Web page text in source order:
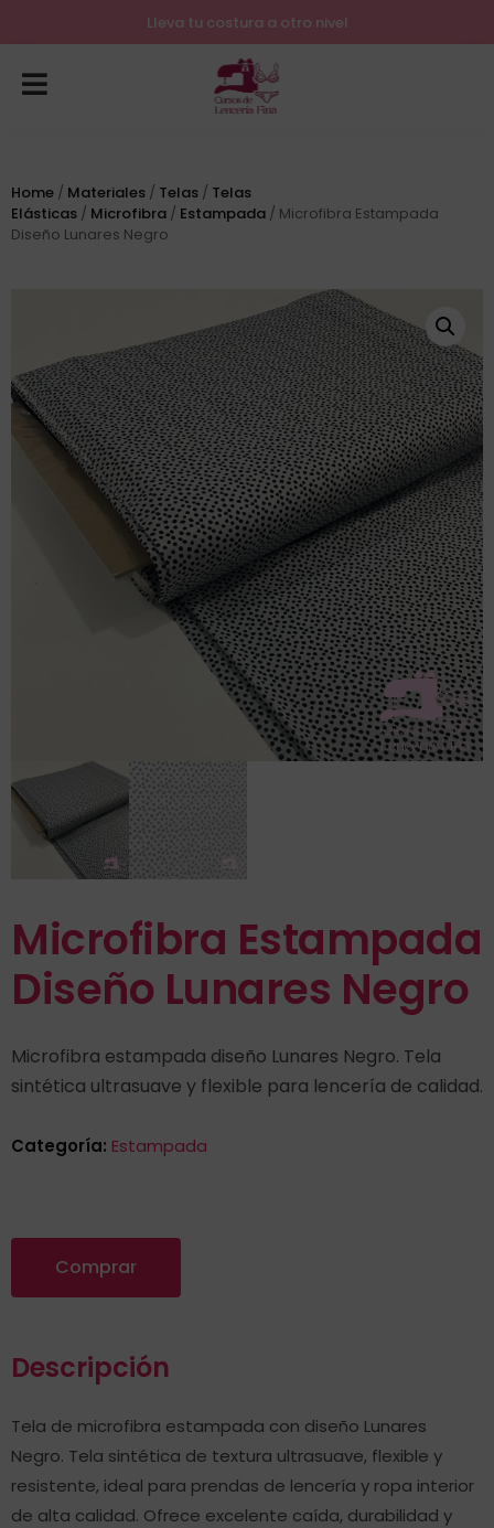
Lleva tu costura a otro nivel
Home / Materiales / Telas / Telas
Elásticas / Microfibra / Estampada / Microfibra Estampada
Diseño Lunares Negro
Microfibra Estampada
Diseño Lunares Negro
Microfibra estampada diseño Lunares Negro. Tela
sintética ultrasuave y flexible para lencería de calidad.
Categoría: Estampada
Comprar
Descripción
Tela de microfibra estampada con diseño Lunares
Negro. Tela sintética de textura ultrasuave, flexible y
resistente, ideal para prendas de lencería y ropa interior
de alta calidad. Ofrece excelente caída, durabilidad y